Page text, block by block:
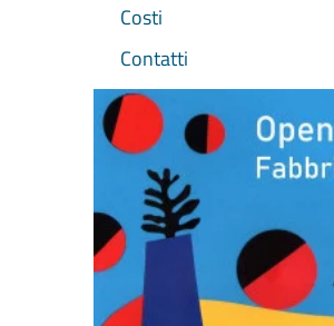
Costi
Contatti